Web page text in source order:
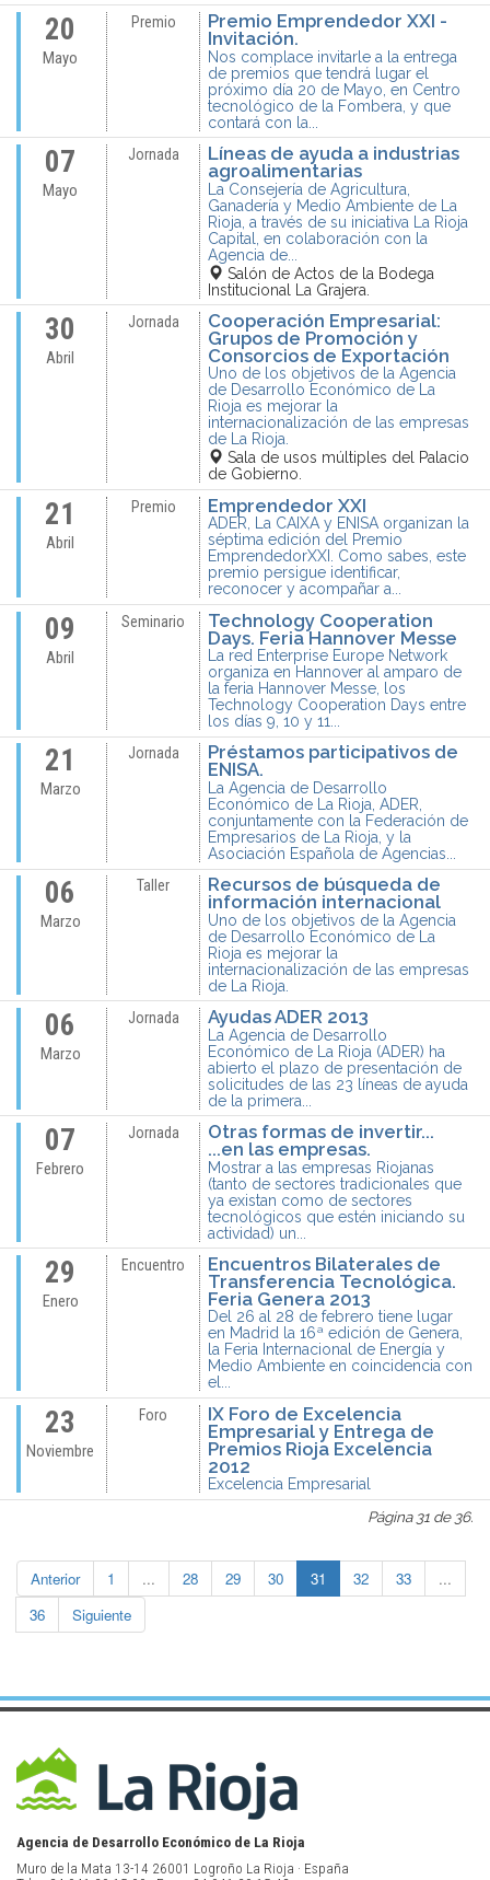
20
Mayo
Premio
Premio Emprendedor XXI -
Invitación.
Nos complace invitarle a la entrega
de premios que tendrá lugar el
próximo día 20 de Mayo, en Centro
tecnológico de la Fombera, y que
contará con la...
07
Mayo
Jornada
Líneas de ayuda a industrias
agroalimentarias
La Consejería de Agricultura,
Ganadería y Medio Ambiente de La
Rioja, a través de su iniciativa La Rioja
Capital, en colaboración con la
Agencia de...
Salón de Actos de la Bodega
Institucional La Grajera.
30
Abril
Jornada
Cooperación Empresarial:
Grupos de Promoción y
Consorcios de Exportación
Uno de los objetivos de la Agencia
de Desarrollo Económico de La
Rioja es mejorar la
internacionalización de las empresas
de La Rioja.
Sala de usos múltiples del Palacio
de Gobierno.
21
Abril
Premio Emprendedor XXI
ADER, La CAIXA y ENISA organizan la
séptima edición del Premio
EmprendedorXXI. Como sabes, este
premio persigue identificar,
reconocer y acompañar a...
09
Abril
Seminario
Technology Cooperation
Days. Feria Hannover Messe
La red Enterprise Europe Network
organiza en Hannover al amparo de
la feria Hannover Messe, los
Technology Cooperation Days entre
los días 9, 10 y 11...
21
Marzo
Jornada
Préstamos participativos de
ENISA.
La Agencia de Desarrollo
Económico de La Rioja, ADER,
conjuntamente con la Federación de
Empresarios de La Rioja, y la
Asociación Española de Agencias...
06
Marzo
Taller
Recursos de búsqueda de
información internacional
Uno de los objetivos de la Agencia
de Desarrollo Económico de La
Rioja es mejorar la
internacionalización de las empresas
de La Rioja.
06
Marzo
Jornada Ayudas ADER 2013
La Agencia de Desarrollo
Económico de La Rioja (ADER) ha
abierto el plazo de presentación de
solicitudes de las 23 líneas de ayuda
de la primera...
07
Febrero
Jornada
Otras formas de invertir...
...en las empresas.
Mostrar a las empresas Riojanas
(tanto de sectores tradicionales que
ya existan como de sectores
tecnológicos que estén iniciando su
actividad) un...
29
Enero
Encuentro
Encuentros Bilaterales de
Transferencia Tecnológica.
Feria Genera 2013
Del 26 al 28 de febrero tiene lugar
en Madrid la 16ª edición de Genera,
la Feria Internacional de Energía y
Medio Ambiente en coincidencia con
el...
23
Noviembre
Foro
IX Foro de Excelencia
Empresarial y Entrega de
Premios Rioja Excelencia
2012
Excelencia Empresarial
Página 31 de 36.
Anterior 1 ... 28 29 30 31 32 33
...
36
Siguiente
Agencia de Desarrollo Económico de La Rioja
Muro de la Mata 13-14 26001 Logroño La Rioja · España